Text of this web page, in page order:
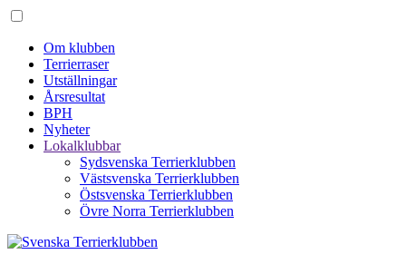
Om klubben
Terrierraser
Utställningar
Årsresultat
BPH
Nyheter
Lokalklubbar
Sydsvenska Terrierklubben
Västsvenska Terrierklubben
Östsvenska Terrierklubben
Övre Norra Terrierklubben